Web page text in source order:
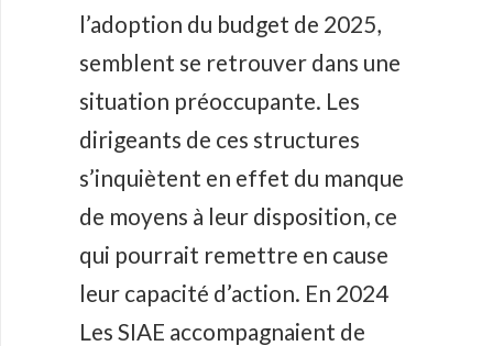
l’adoption du budget de 2025,
semblent se retrouver dans une
situation préoccupante. Les
dirigeants de ces structures
s’inquiètent en effet du manque
de moyens à leur disposition, ce
qui pourrait remettre en cause
leur capacité d’action. En 2024
Les SIAE accompagnaient de